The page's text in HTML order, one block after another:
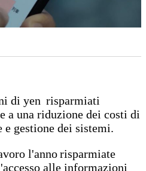
di yen risparmiati
a una riduzione dei costi di
e gestione dei sistemi.
l'anno risparmiate
alle informazioni